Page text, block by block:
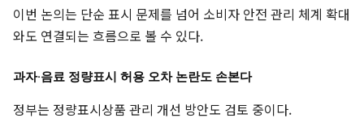
이번 논의는 단순 표시 문제를 넘어 소비자 안전 관리 체계 확대
와도 연결되는 흐름으로 볼 수 있다.
과자·음료 정량표시 허용 오차 논란도 손본다
정부는 정량표시상품 관리 개선 방안도 검토 중이다.